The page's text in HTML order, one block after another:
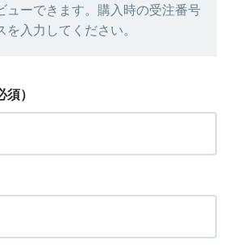
ューできます。購入時の受注番号
を入力してください。
須）